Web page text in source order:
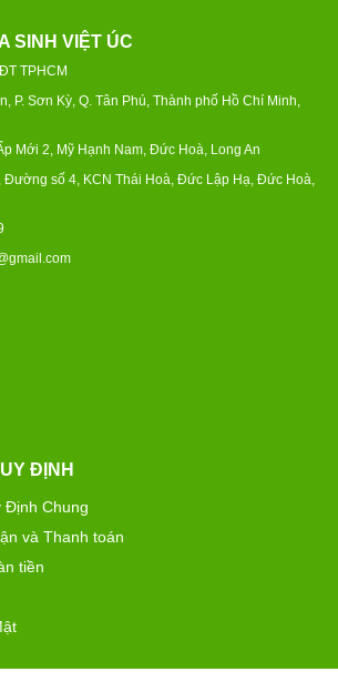
SINH VIỆT ÚC
TPHCM
P. Sơn Kỳ, Q. Tân Phú, Thành phố Hồ Chí Minh,
Mới 2, Mỹ Hạnh Nam, Đức Hoà, Long An
Đường số 4, KCN Thái Hoà, Đức Lập Hạ, Đức Hoà,
ĐỊNH
Định Chung
và Thanh toán
tiền